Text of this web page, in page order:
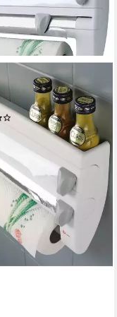
Roll'n Roll,
(118)
€ UVP34,99 €
- in 4-5 Werktagen bei dir